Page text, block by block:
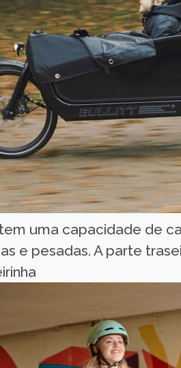
uma capacidade de
e pesadas. A parte